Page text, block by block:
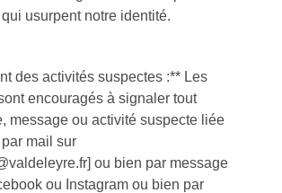
usurpent notre identité.
des activités suspectes :** Les
encouragés à signaler tout
message ou activité suspecte liée
mail sur
ou bien par message
ou Instagram ou bien par